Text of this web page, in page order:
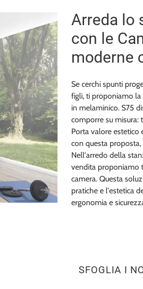
Arreda lo
con le
moderne
Se cerchi spunti
figli, ti proponiamo la
in melaminico. S75
comporre su misura:
Porta valore estetico
con questa
Nell'arredo della
vendita proponiamo
camera. Questa
pratiche e l'estetica
ergonomia e
SFOGLIA I